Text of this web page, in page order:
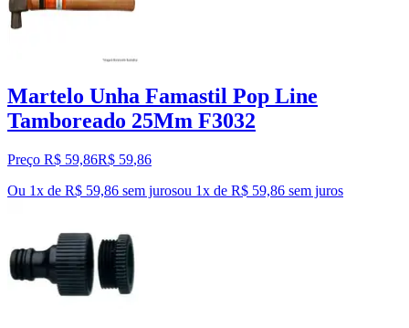
Martelo Unha Famastil Pop Line
Tamboreado 25Mm F3032
Preço R$ 59,86R$ 59,86
Ou 1x de R$ 59,86 sem jurosou 1x de R$ 59,86 sem juros